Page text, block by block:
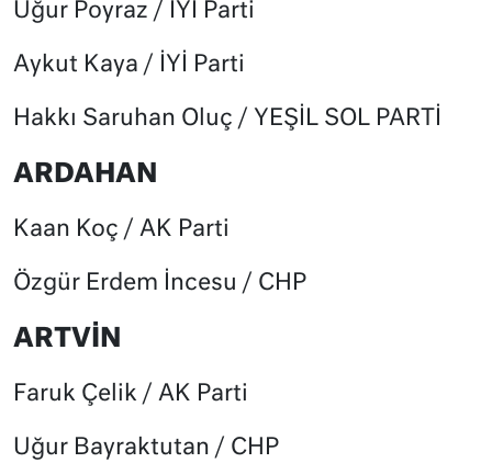
Uğur Poyraz / İYİ Parti
Aykut Kaya / İYİ Parti
Hakkı Saruhan Oluç / YEŞİL SOL PARTİ
ARDAHAN
Kaan Koç / AK Parti
Özgür Erdem İncesu / CHP
ARTVİN
Faruk Çelik / AK Parti
Uğur Bayraktutan / CHP